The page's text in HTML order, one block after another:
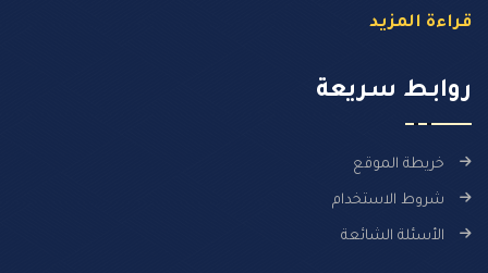
قراءة المزيد
روابـط سـريعة
خريطة الموقع
شروط الاستخدام
الأسئلة الشائعة